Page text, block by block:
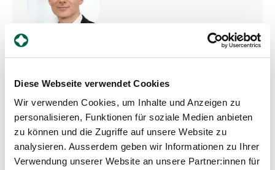
Diese Webseite verwendet Cookies
Wir verwenden Cookies, um Inhalte und Anzeigen zu
personalisieren, Funktionen für soziale Medien anbieten
zu können und die Zugriffe auf unsere Website zu
analysieren. Ausserdem geben wir Informationen zu Ihrer
Verwendung unserer Website an unsere Partner:innen für
Lukas Alig
Leiter Stab Projekte und Entwicklung